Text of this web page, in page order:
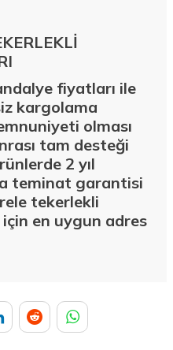
fiyatları ile
kargolama
olması
tam desteği
2 yıl
teminat garantisi
tekerlekli
en uygun adres